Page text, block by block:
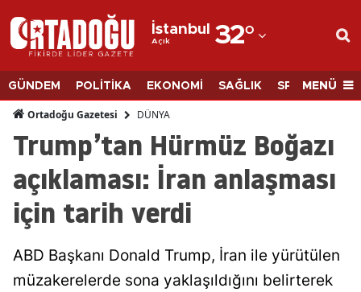
İstanbul
Açık 32°
Adana
Adıyaman
Afyonkarahisar
Ağrı
Amasya
Ankara
Antalya
Artvin
GÜNDEM POLİTİKA EKONOMİ SAĞLIK SPORMENÜ
Ortadoğu Gazetesi DÜNYA
Trump’tan Hürmüz Boğazı
açıklaması: İran anlaşması
için tarih verdi
ABD Başkanı Donald Trump, İran ile yürütülen
müzakerelerde sona yaklaşıldığını belirterek